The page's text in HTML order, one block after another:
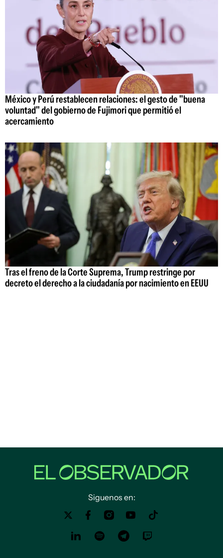
México y Perú restablecen relaciones: el gesto de "buena
voluntad" del gobierno de Fujimori que permitió el
acercamiento
Tras el freno de la Corte Suprema, Trump restringe por
decreto el derecho a la ciudadanía por nacimiento en EEUU
Siguenos en: